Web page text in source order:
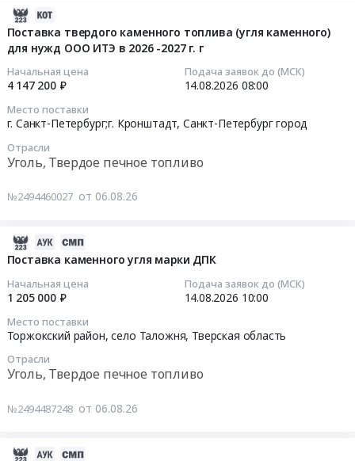
Поставка твердого каменного топлива (угля каменного)
для нужд ООО ИТЭ в 2026 -2027 г. г
Начальная цена
4 147 200 ₽
Подача заявок до (МСК)
14.08.2026 08:00
Место поставки
г. Санкт-Петербург;г. Кронштадт, Санкт-Петербург город
Отрасли
Уголь, Твердое печное топливо
№2494460027 от 06.08.26
Поставка каменного угля марки ДПК
Начальная цена
1 205 000 ₽
Подача заявок до (МСК)
14.08.2026 10:00
Место поставки
Торжокский район, село Таложня, Тверская область
Отрасли
Уголь, Твердое печное топливо
№2494487248 от 06.08.26